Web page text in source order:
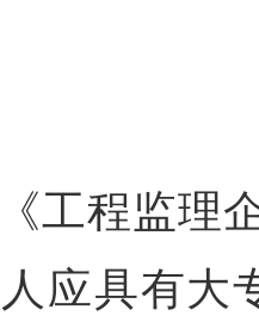
工程监理
应具有大